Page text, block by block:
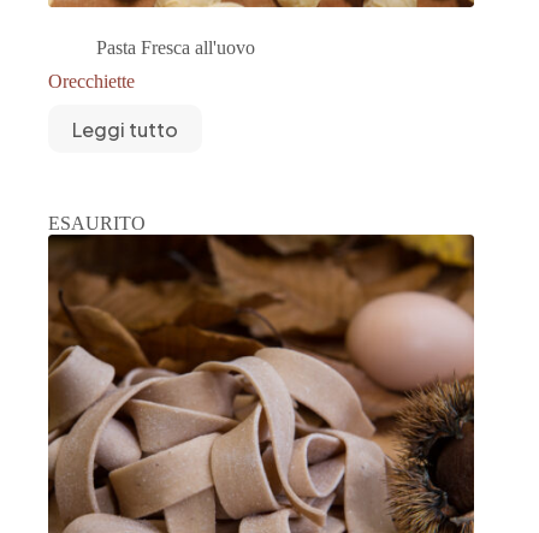
Pasta Fresca all'uovo
Orecchiette
Leggi tutto
ESAURITO